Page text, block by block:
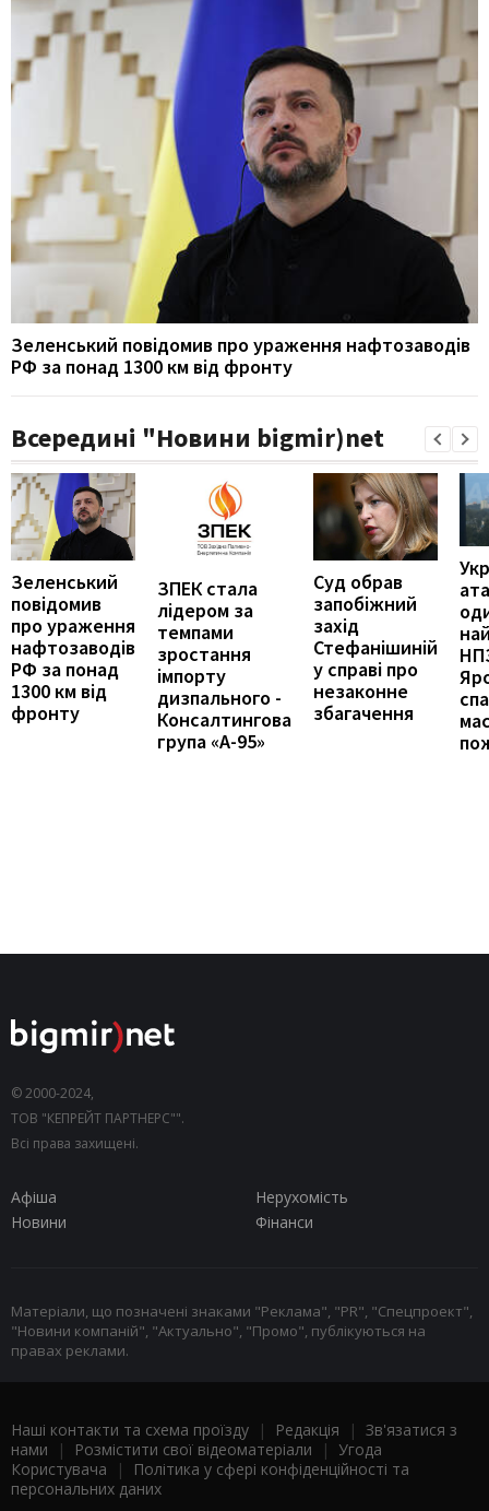
Зеленський повідомив про ураження нафтозаводів
РФ за понад 1300 км від фронту
Всередині "Новини bigmir)net
Зеленський
повідомив
про ураження
нафтозаводів
РФ за понад
1300 км від
фронту
ЗПЕК стала
лідером за
темпами
зростання
імпорту
дизпального -
Консалтингова
група «А-95»
Суд обрав
запобіжний
захід
Стефанішиній
у справі про
незаконне
збагачення
© 2000-2024,
ТОВ "КЕПРЕЙТ ПАРТНЕРС"".
Всі права захищені.
Афіша
Нерухомість
Новини
Фінанси
Матеріали, що позначені знаками "Реклама", "PR", "Спецпроект",
"Новини компаній", "Актуально", "Промо", публікуються на
правах реклами.
Наші контакти та схема проїзду | Редакція | Зв'язатися з
нами | Розмістити свої відеоматеріали | Угода
Користувача |
Політика у сфері конфіденційності та
персональних даних